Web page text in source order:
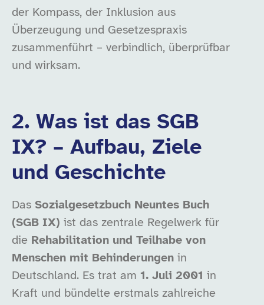
der Kompass, der Inklusion aus
Überzeugung und Gesetzespraxis
zusammenführt – verbindlich, überprüfbar
und wirksam.
2. Was ist das SGB
IX? – Aufbau, Ziele
und Geschichte
Das Sozialgesetzbuch Neuntes Buch
(SGB IX) ist das zentrale Regelwerk für
die Rehabilitation und Teilhabe von
Menschen mit Behinderungen in
Deutschland. Es trat am 1. Juli 2001 in
Kraft und bündelte erstmals zahlreiche